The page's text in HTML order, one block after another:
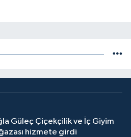
Güleç Çiçekçilik ve İç Giyim
hizmete girdi